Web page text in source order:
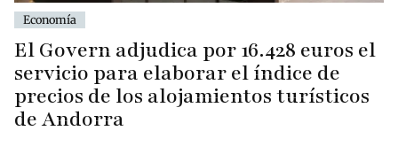
Economía
El Govern adjudica por 16.428 euros el
servicio para elaborar el índice de
precios de los alojamientos turísticos
de Andorra